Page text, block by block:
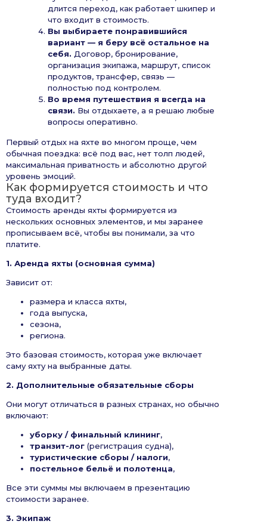
длится переход, как работает шкипер и
что входит в стоимость.
Вы выбираете понравившийся
вариант — я беру всё остальное на
себя. Договор, бронирование,
организация экипажа, маршрут, список
продуктов, трансфер, связь —
полностью под контролем.
Во время путешествия я всегда на
связи. Вы отдыхаете, а я решаю любые
вопросы оперативно.
Первый отдых на яхте во многом проще, чем
обычная поездка: всё под вас, нет толп людей,
максимальная приватность и абсолютно другой
уровень эмоций.
Как формируется стоимость и что
туда входит?
Стоимость аренды яхты формируется из
нескольких основных элементов, и мы заранее
прописываем всё, чтобы вы понимали, за что
платите.
1. Аренда яхты (основная сумма)
Зависит от:
размера и класса яхты,
года выпуска,
сезона,
региона.
Это базовая стоимость, которая уже включает
саму яхту на выбранные даты.
2. Дополнительные обязательные сборы
Они могут отличаться в разных странах, но обычно
включают:
уборку / финальный клининг,
транзит-лог (регистрация судна),
туристические сборы / налоги,
постельное бельё и полотенца,
Все эти суммы мы включаем в презентацию
стоимости заранее.
3. Экипаж